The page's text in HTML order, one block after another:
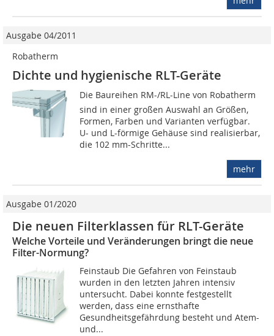
Ausgabe 04/2011
Robatherm
Dichte und hygienische RLT-Geräte
Die Baureihen RM-/RL-Line von Robatherm
sind in einer großen Auswahl an Größen,
Formen, Farben und Varianten verfügbar.
U- und L-förmige Gehäuse sind realisierbar,
die 102 mm-Schritte...
mehr
Ausgabe 01/2020
Die neuen Filterklassen für RLT-Geräte
Welche Vorteile und Veränderungen bringt die neue
Filter-Normung?
Feinstaub Die Gefahren von Feinstaub
wurden in den letzten Jahren intensiv
untersucht. Dabei konnte festgestellt
werden, dass eine ernsthafte
Gesundheitsgefährdung besteht und Atem-
und...